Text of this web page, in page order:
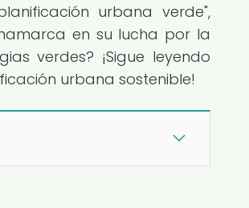
urbana verde",
en su lucha por la
verdes? ¡Sigue leyendo
urbana sostenible!